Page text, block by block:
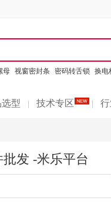
母 视窗密封条 密码转舌锁 换电
型 技术专区
发 -米乐平台